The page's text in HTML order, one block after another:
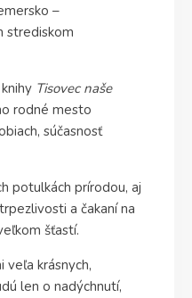
–
strediskom
Tisovec naše
rodné mesto
súčasnosť
potulkách prírodou, aj
a čakaní na
šťastí.
krásnych,
len o nadýchnutí,